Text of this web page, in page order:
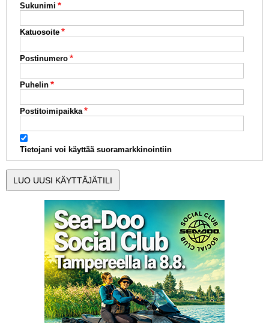
Sukunimi
Katuosoite
Postinumero
Puhelin
Postitoimipaikka
Tietojani voi käyttää suoramarkkinointiin